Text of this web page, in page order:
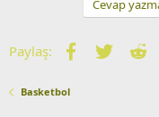
Cevap
Paylaş: Facebook
Twitter
Basketbol